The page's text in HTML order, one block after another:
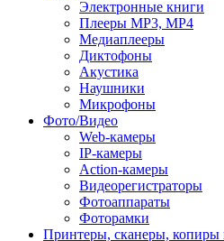
Электронные книги
Плееры MP3, MP4
Медиаплееры
Диктофоны
Акустика
Наушники
Микрофоны
Фото/Видео
Web-камеры
IP-камеры
Action-камеры
Видеорегистраторы
Фотоаппараты
Фоторамки
Принтеры, сканеры, копиры